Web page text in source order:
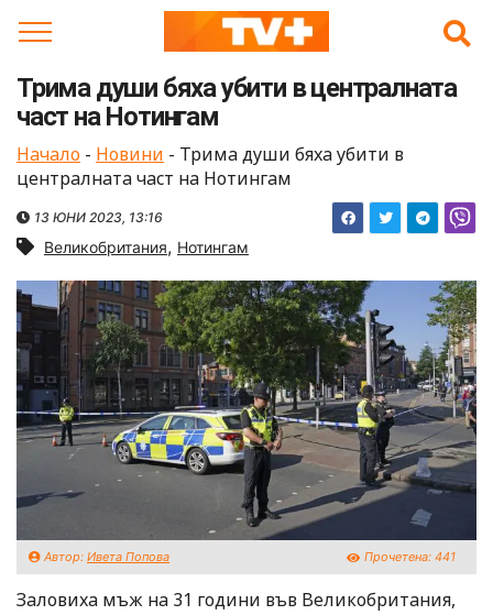
Трима души бяха убити в централната
част на Нотингам
Начало - Новини - Трима души бяха убити в
централната част на Нотингам
13 ЮНИ 2023, 13:16
Великобритания, Нотингам
Автор: Ивета Попова Прочетена: 441
Заловиха мъж на 31 години във Великобритания,